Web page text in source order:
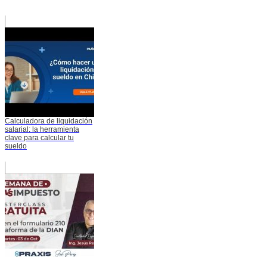
Calculadora de liquidación
salarial: la herramienta
clave para calcular tu
sueldo